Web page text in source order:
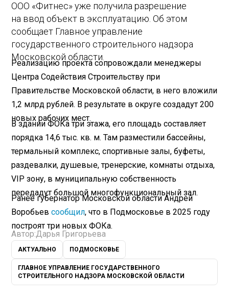
ООО «Фитнес» уже получила разрешение
на ввод объект в эксплуатацию. Об этом
сообщает Главное управление
государственного строительного надзора
Московской области.
Реализацию проекта сопровождали менеджеры
Центра Содействия Строительству при
Правительстве Московской области, в него вложили
1,2 млрд рублей. В результате в округе создадут 200
новых рабочих мест.
В здании ФОКа три этажа, его площадь составляет
порядка 14,6 тыс. кв. м. Там разместили бассейны,
термальный комплекс, спортивные залы, буфеты,
раздевалки, душевые, тренерские, комнаты отдыха,
VIP зону, в муниципальную собственность
передадут большой многофункциональный зал.
Ранее губернатор Московской области Андрей
Воробьевсообщил, что в Подмосковье в 2025 году
построят три новых ФОКа.
Автор:Дарья Григорьева
АКТУАЛЬНО ПОДМОСКОВЬЕ
ГЛАВНОЕ УПРАВЛЕНИЕ ГОСУДАРСТВЕННОГО
СТРОИТЕЛЬНОГО НАДЗОРА МОСКОВСКОЙ ОБЛАСТИ